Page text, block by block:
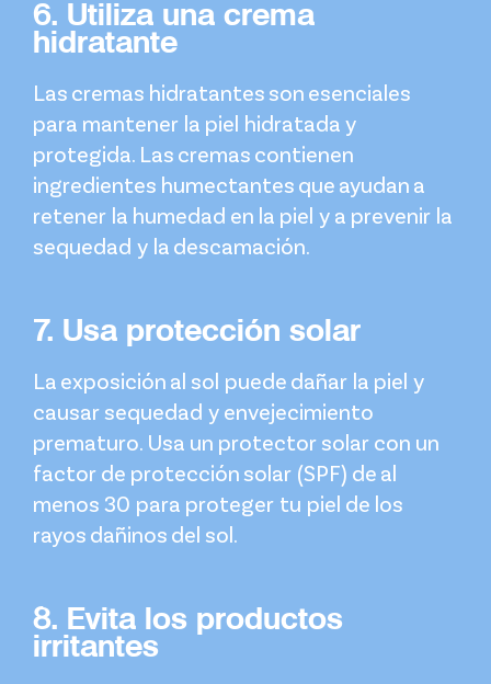
6. Utiliza una crema
hidratante
Las cremas hidratantes son esenciales
para mantener la piel hidratada y
protegida. Las cremas contienen
ingredientes humectantes que ayudan a
retener la humedad en la piel y a prevenir la
sequedad y la descamación.
7. Usa protección solar
La exposición al sol puede dañar la piel y
causar sequedad y envejecimiento
prematuro. Usa un protector solar con un
factor de protección solar (SPF) de al
menos 30 para proteger tu piel de los
rayos dañinos del sol.
8. Evita los productos
irritantes